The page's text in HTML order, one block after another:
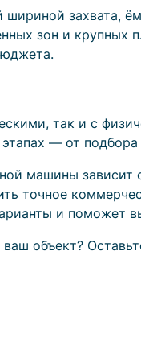
захвата,
зон и крупных
так и с
— от
машины зависит
точное
и поможет
объект?